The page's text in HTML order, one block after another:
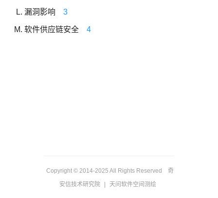
漏洞影响 3
软件供应链安全 4
Copyright © 2014-2025 All Rights Reserved 奇
安信技术研究院
天问软件空间测绘